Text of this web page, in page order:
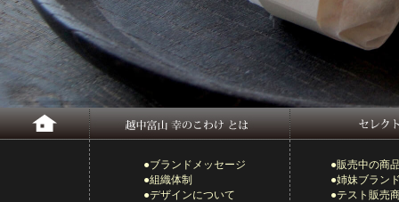
●ブランドメッセージ
●組織体制
●デザインについて
●販売中の商
●姉妹ブラン
●テスト販売